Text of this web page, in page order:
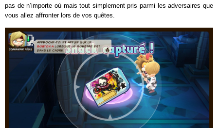
pas de n’importe où mais tout simplement pris parmi les adversaires que
vous allez affronter lors de vos quêtes.